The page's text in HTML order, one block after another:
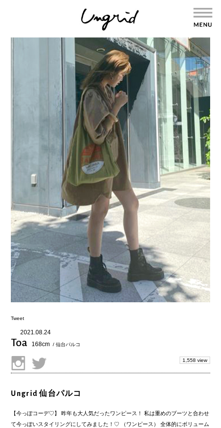
Tweet
2021.08.24
Toa 168cm / 仙台パルコ
1,558 view
Ungrid 仙台パルコ
【今っぽコーデ♡】 昨年も大人気だったワンピース！ 私は重めのブーツと合わせ
て今っぽいスタイリングにしてみました！♡ （ワンピース） 全体的にボリューム